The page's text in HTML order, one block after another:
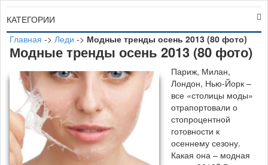
КАТЕГОРИИ
Главная -> Леди -> Модные тренды осень 2013 (80 фото)
Модные тренды осень 2013 (80 фото)
Париж, Милан,
Лондон, Нью-Йорк –
все «столицы моды»
отрапортовали о
стопроцентной
готовности к
осеннему сезону.
Какая она – модная